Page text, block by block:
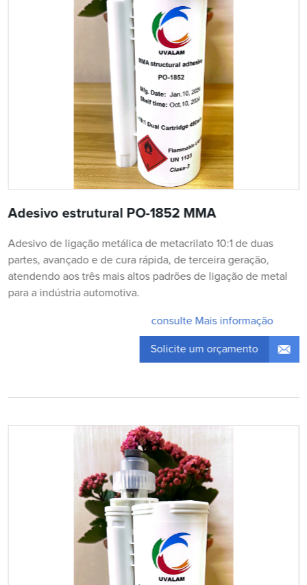
Adesivo estrutural PO-1852 MMA
Adesivo de ligação metálica de metacrilato 10:1 de duas
partes, avançado e de cura rápida, de terceira geração,
atendendo aos três mais altos padrões de ligação de metal
para a indústria automotiva.
consulte Mais informação
Solicite um orçamento